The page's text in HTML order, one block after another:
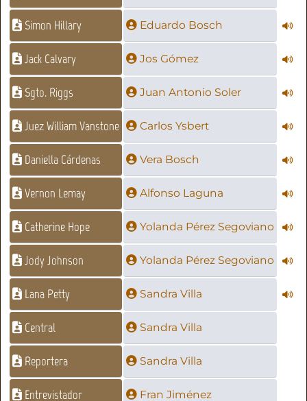
Simon Hillary Eduardo Bosch
Jack Calvary Jos Gómez
Sgto. Riggs Juan Antonio Soler
Juez William Vanstone Carlos Ysbert
Daniella Cárdenas Vera Bosch
Vernon Lemay Alfonso Laguna
Catherine Hope Yolanda Pérez Segoviano
Jody Johnson Yolanda Pérez Segoviano
Lana Petty Sandra Villa
Central Sandra Villa
Reportera Sandra Villa
Entrevistador Fran Jiménez